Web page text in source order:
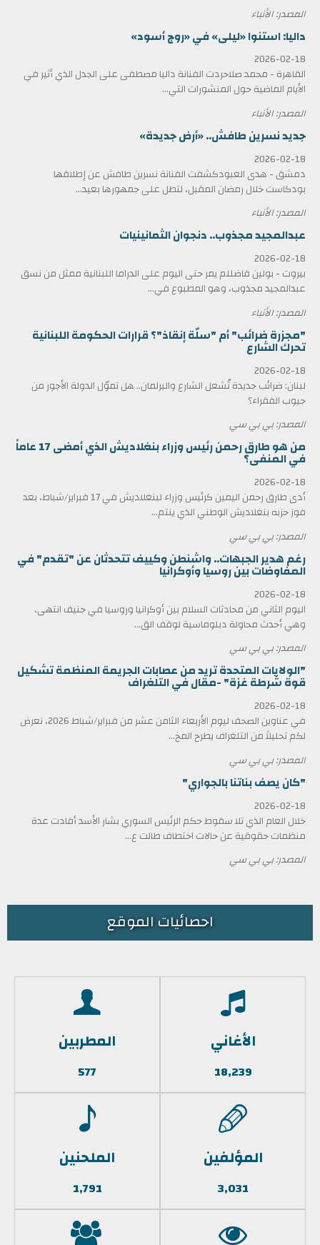
المصدر: الأنباء
داليا: استنوا «ليلى» في «روج أسود»
2026-02-18
القاهرة - محمد صلاحردت الفنانة داليا مصطفى على الجدل الذي أثير في
الأيام الماضية حول المنشورات التي...
المصدر: الأنباء
جديد نسرين طافش.. «أرض جديدة»
2026-02-18
دمشق - هدى العبودكشفت الفنانة نسرين طافش عن إطلاقها
بودكاست خلال رمضان المقبل، لتطل على جمهورها بعيد...
المصدر: الأنباء
عبدالمجيد مجذوب.. دنجوان الثمانينيات
2026-02-18
بيروت - بولين فاضللم يمر حتى اليوم على الدراما اللبنانية ممثل من نسق
عبدالمجيد مجذوب، وهو المطبوع في...
المصدر: الأنباء
"مجزرة ضرائب" أم "سلّة إنقاذ"؟ قرارات الحكومة اللبنانية
تحرك الشارع
2026-02-18
لبنان: ضرائب جديدة تُشعل الشارع والبرلمان.. هل تموّل الدولة الأجور من
جيوب الفقراء؟
المصدر: بي بي سي
من هو طارق رحمن رئيس وزراء بنغلاديش الذي أمضى 17 عاماً
في المنفى؟
2026-02-18
أدى طارق رحمن اليمين كرئيس وزراء لبنغلاديش في 17 فبراير/شباط، بعد
فوز حزبه بنغلاديش الوطني الذي ينتم...
المصدر: بي بي سي
رغم هدير الجبهات.. واشنطن وكييف تتحدثان عن "تقدم" في
المفاوضات بين روسيا وأوكرانيا
2026-02-18
اليوم الثاني من محادثات السلام بين أوكرانيا وروسيا في جنيف انتهى،
وهي أحدث محاولة دبلوماسية لوقف الق...
المصدر: بي بي سي
"الولايات المتحدة تريد من عصابات الجريمة المنظمة تشكيل
قوة شرطة غزة" -مقال في التلغراف
2026-02-18
في عناوين الصحف ليوم الأربعاء الثامن عشر من فبراير/شباط 2026، نعرض
لكم تحليلاً من التلغراف يطرح المخ...
المصدر: بي بي سي
"كان يصف بناتنا بالجواري"
2026-02-18
خلال العام الذي تلا سقوط حكم الرئيس السوري بشار الأسد أفادت عدة
منظمات حقوقية عن حالات اختطاف طالت ع...
المصدر: بي بي سي
احصائيات الموقع
الأغاني
18,239
المطربين
577
المؤلفين
3,031
الملحنين
1,791